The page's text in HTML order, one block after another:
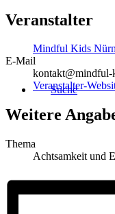
Suche
Veranstalter
Mindful Kids
E-Mail
Veranstalter-
Weitere
Thema
Achtsamkeit und